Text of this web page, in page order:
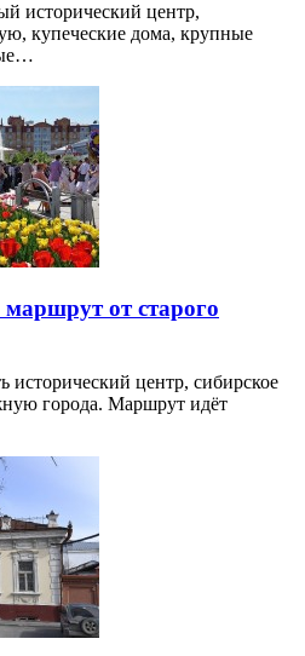
исторический центр,
купеческие дома, крупные
от старого
исторический центр, сибирское
города. Маршрут идёт